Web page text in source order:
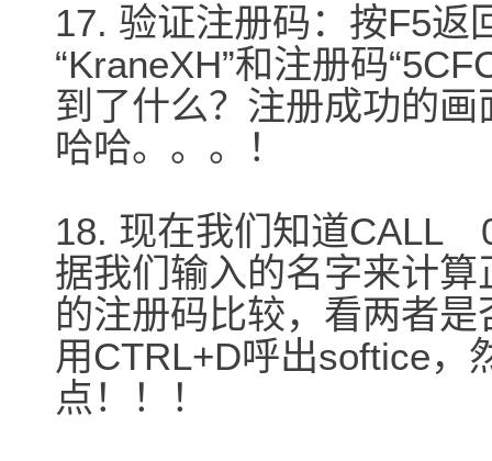
17. 验证注册码：按F5返
“KraneXH”和注册码
到了什么？注册成功的
哈哈。。。！
18. 现在我们知道CALL
据我们输入的名字来计
的注册码比较，看两者
用CTRL+D呼出softice，
点！！！